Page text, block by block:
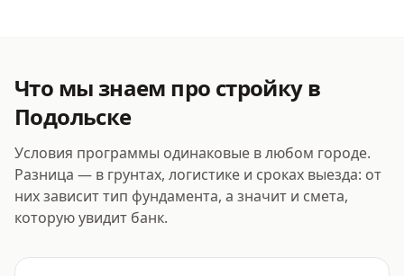
Что мы знаем про стройкув
Подольске
Условия программы одинаковые в любом городе.
Разница — в грунтах, логистике и сроках выезда: от
них зависит тип фундамента, а значит и смета,
которую увидит банк.